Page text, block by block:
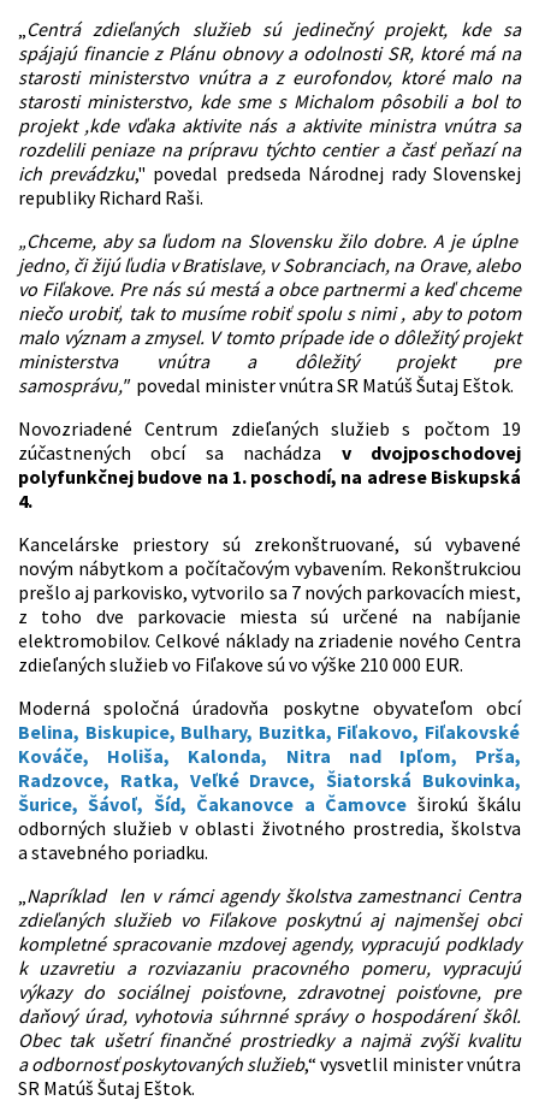
„Centrá zdieľaných služieb sú jedinečný projekt, kde sa
spájajú financie z Plánu obnovy a odolnosti SR, ktoré má na
starosti ministerstvo vnútra a z eurofondov, ktoré malo na
starosti ministerstvo, kde sme s Michalom pôsobili a bol to
projekt ,kde vďaka aktivite nás a aktivite ministra vnútra sa
rozdelili peniaze na prípravu týchto centier a časť peňazí na
ich prevádzku," povedal predseda Národnej rady Slovenskej
republiky Richard Raši.
„Chceme, aby sa ľudom na Slovensku žilo dobre. A je úplne
jedno, či žijú ľudia v Bratislave, v Sobranciach, na Orave, alebo
vo Fiľakove. Pre nás sú mestá a obce partnermi a keď chceme
niečo urobiť, tak to musíme robiť spolu s nimi , aby to potom
malo význam a zmysel. V tomto prípade ide o dôležitý projekt
ministerstva vnútra a dôležitý projekt pre
samosprávu," povedal minister vnútra SR Matúš Šutaj Eštok.
Novozriadené Centrum zdieľaných služieb s počtom 19
zúčastnených obcí sa nachádza v dvojposchodovej
polyfunkčnej budove na 1. poschodí, na adrese Biskupská
4.
Kancelárske priestory sú zrekonštruované, sú vybavené
novým nábytkom a počítačovým vybavením. Rekonštrukciou
prešlo aj parkovisko, vytvorilo sa 7 nových parkovacích miest,
z toho dve parkovacie miesta sú určené na nabíjanie
elektromobilov. Celkové náklady na zriadenie nového Centra
zdieľaných služieb vo Fiľakove sú vo výške 210 000 EUR.
Moderná spoločná úradovňa poskytne obyvateľom obcí
Belina, Biskupice, Bulhary, Buzitka, Fiľakovo, Fiľakovské
Kováče, Holiša, Kalonda, Nitra nad Ipľom, Prša,
Radzovce, Ratka, Veľké Dravce, Šiatorská Bukovinka,
Šurice, Šávoľ, Šíd, Čakanovce a Čamovce širokú škálu
odborných služieb v oblasti životného prostredia, školstva
a stavebného poriadku.
„Napríklad len v rámci agendy školstva zamestnanci Centra
zdieľaných služieb vo Fiľakove poskytnú aj najmenšej obci
kompletné spracovanie mzdovej agendy, vypracujú podklady
k uzavretiu a rozviazaniu pracovného pomeru, vypracujú
výkazy do sociálnej poisťovne, zdravotnej poisťovne, pre
daňový úrad, vyhotovia súhrnné správy o hospodárení škôl.
Obec tak ušetrí finančné prostriedky a najmä zvýši kvalitu
a odbornosť poskytovaných služieb,“ vysvetlil minister vnútra
SR Matúš Šutaj Eštok.